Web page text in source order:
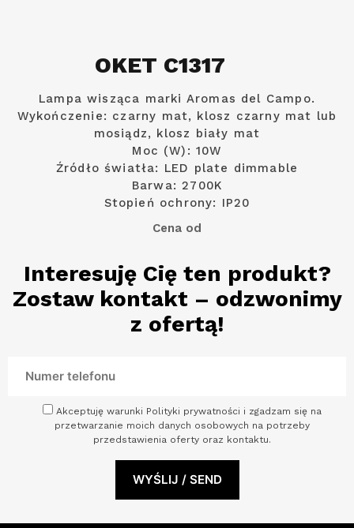
OKET C1317
Lampa wisząca marki Aromas del Campo.
Wykończenie: czarny mat, klosz czarny mat lub
mosiądz, klosz biały mat
Moc (W): 10W
Źródło światła: LED plate dimmable
Barwa: 2700K
Stopień ochrony: IP20
Cena od
Interesuję Cię ten produkt?
Zostaw kontakt – odzwonimy
z ofertą!
Akceptuję warunki Polityki prywatności i zgadzam się na
przetwarzanie moich danych osobowych na potrzeby
przedstawienia oferty oraz kontaktu.